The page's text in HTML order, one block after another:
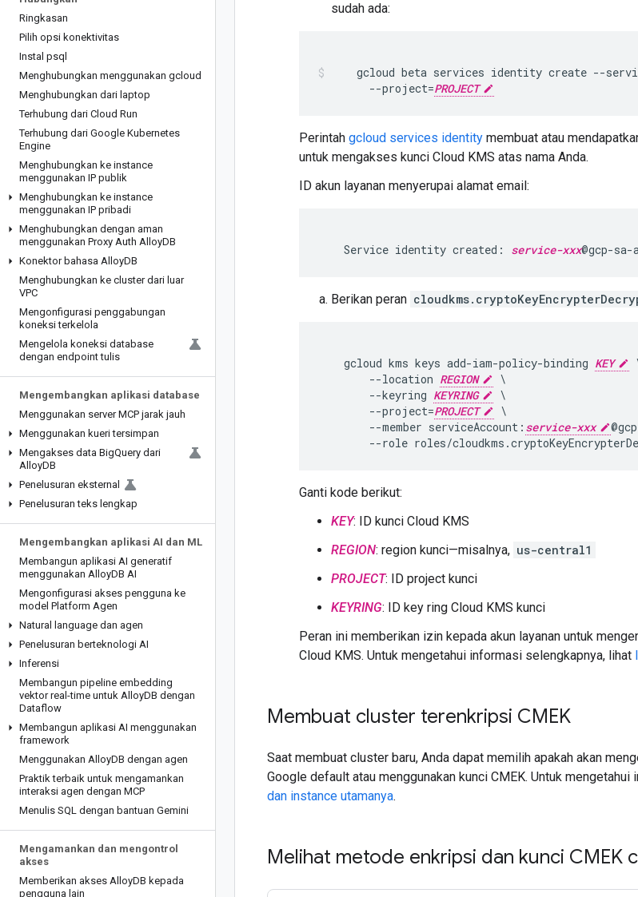
Ringkasan
Pilih opsi konektivitas
Instal psql
Menghubungkan menggunakan gcloud
Menghubungkan dari laptop
Terhubung dari Cloud Run
Terhubung dari Google Kubernetes
Engine
Menghubungkan ke instance
menggunakan IP publik
Menghubungkan ke instance
menggunakan IP pribadi
Menghubungkan dengan aman
menggunakan Proxy Auth AlloyDB
Konektor bahasa AlloyDB
Menghubungkan ke cluster dari luar
VPC
Mengonfigurasi penggabungan
koneksi terkelola
Mengelola koneksi database
dengan endpoint tulis
Mengembangkan aplikasi database
Menggunakan server MCP jarak jauh
Menggunakan kueri tersimpan
Mengakses data BigQuery dari
AlloyDB
Penelusuran eksternal
Penelusuran teks lengkap
Mengembangkan aplikasi AI dan ML
Membangun aplikasi AI generatif
menggunakan AlloyDB AI
Mengonfigurasi akses pengguna ke
model Platform Agen
Natural language dan agen
Penelusuran berteknologi AI
Inferensi
Membangun pipeline embedding
vektor real-time untuk AlloyDB dengan
Dataflow
Membangun aplikasi AI menggunakan
framework
Menggunakan AlloyDB dengan agen
Praktik terbaik untuk mengamankan
interaksi agen dengan MCP
Menulis SQL dengan bantuan Gemini
Mengamankan dan mengontrol
akses
Memberikan akses AlloyDB kepada
pengguna lain
sudah ada:
gcloud beta services identity create --
--project=PROJECT
Perintah gcloud services identity membuat atau
untuk mengakses kunci Cloud KMS atas nama Anda.
ID akun layanan menyerupai alamat email:
    Service identity created:
service-xxx
Berikan peran
gcloud kms keys add-iam-policy-binding KEY
--location REGION
\
--keyring KEYRING
\
--project=PROJECT
\
--member serviceAccount: service-xxx
--role roles/
Ganti kode berikut:
KEY: ID kunci Cloud KMS
REGION: region kunci—misalnya, us-central1
PROJECT: ID project kunci
KEYRING: ID key ring Cloud KMS kunci
Peran ini memberikan izin kepada akun layanan untuk
Cloud KMS. Untuk mengetahui informasi selengkapnya, lihat
Membuat cluster terenkripsi CMEK
Saat membuat cluster baru, Anda dapat memilih apakah akan
Google default atau menggunakan kunci CMEK. Untuk
dan instance utamanya.
Melihat metode enkripsi dan kunci CMEK